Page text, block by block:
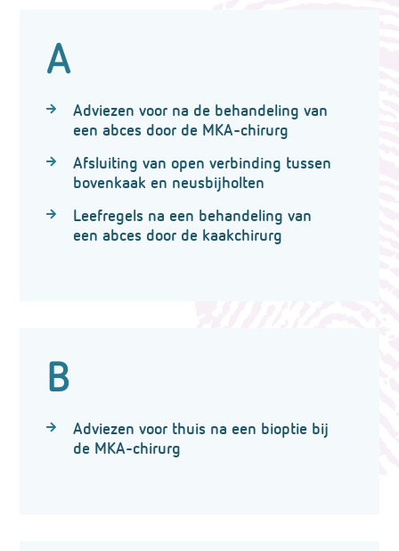
A
Adviezen voor na de behandeling van
een abces door de MKA-chirurg
Afsluiting van open verbinding tussen
bovenkaak en neusbijholten
Leefregels na een behandeling van
een abces door de kaakchirurg
B
Adviezen voor thuis na een bioptie bij
de MKA-chirurg